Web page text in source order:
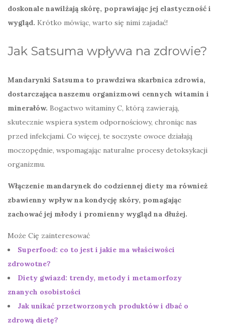
doskonale nawilżają skórę, poprawiając jej elastyczność i
wygląd. Krótko mówiąc, warto się nimi zajadać!
Jak Satsuma wpływa na zdrowie?
Mandarynki Satsuma to prawdziwa skarbnica zdrowia,
dostarczająca naszemu organizmowi cennych witamin i
minerałów. Bogactwo witaminy C, którą zawierają,
skutecznie wspiera system odpornościowy, chroniąc nas
przed infekcjami. Co więcej, te soczyste owoce działają
moczopędnie, wspomagając naturalne procesy detoksykacji
organizmu.
Włączenie mandarynek do codziennej diety ma również
zbawienny wpływ na kondycję skóry, pomagając
zachować jej młody i promienny wygląd na dłużej.
Może Cię zainteresować
Superfood: co to jest i jakie ma właściwości
zdrowotne?
Diety gwiazd: trendy, metody i metamorfozy
znanych osobistości
Jak unikać przetworzonych produktów i dbać o
zdrową dietę?